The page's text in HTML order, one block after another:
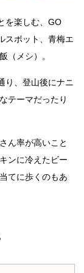
を楽しむ、GO
スポット、青梅エ
（メシ）。
り、登山後にナニ
テーマだったり
ん率が高いこと
ンに冷えたビー
てに歩くのもあ